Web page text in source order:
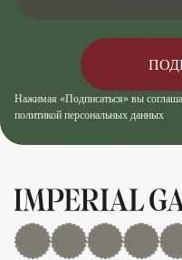
Нажимая «Подписаться» вы
политикой персональных данных
MAX Дзен YouTuberutube